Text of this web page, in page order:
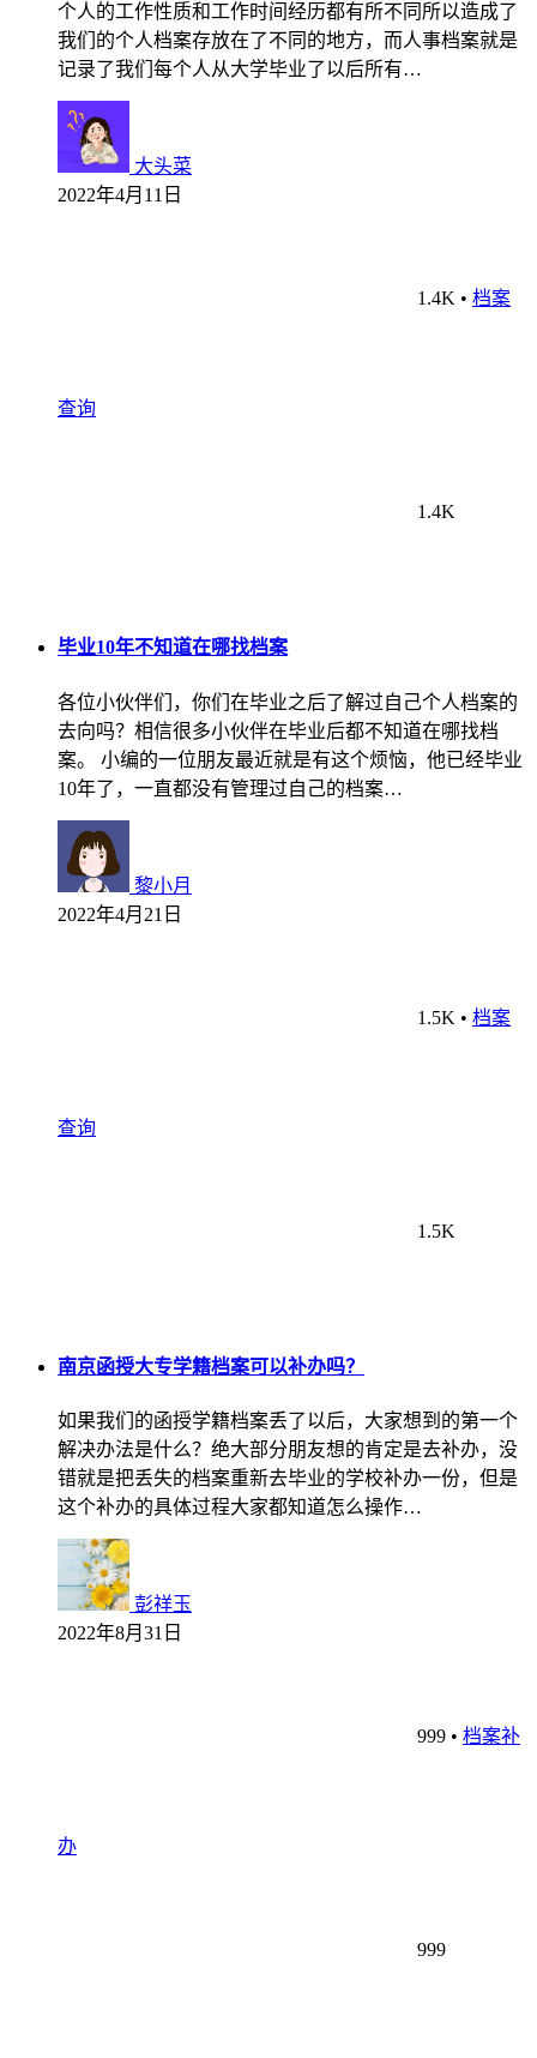
个人的工作性质和工作时间经历都有所不同所以造成了
我们的个人档案存放在了不同的地方，而人事档案就是
记录了我们每个人从大学毕业了以后所有…
大头菜
2022年4月11日
1.4K • 档案
查询
1.4K
毕业10年不知道在哪找档案
各位小伙伴们，你们在毕业之后了解过自己个人档案的
去向吗？相信很多小伙伴在毕业后都不知道在哪找档
案。 小编的一位朋友最近就是有这个烦恼，他已经毕业
10年了，一直都没有管理过自己的档案…
黎小月
2022年4月21日
1.5K • 档案
查询
1.5K
南京函授大专学籍档案可以补办吗？
如果我们的函授学籍档案丢了以后，大家想到的第一个
解决办法是什么？绝大部分朋友想的肯定是去补办，没
错就是把丢失的档案重新去毕业的学校补办一份，但是
这个补办的具体过程大家都知道怎么操作…
彭祥玉
2022年8月31日
999 • 档案补
办
999